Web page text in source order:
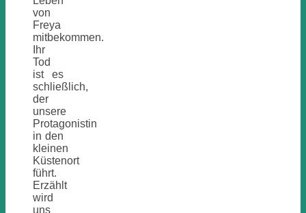
von
Freya
mitbekommen.
Ihr
Tod
ist es
schließlich,
der
unsere
Protagonistin
in den
kleinen
Küstenort
führt.
Erzählt
wird
uns